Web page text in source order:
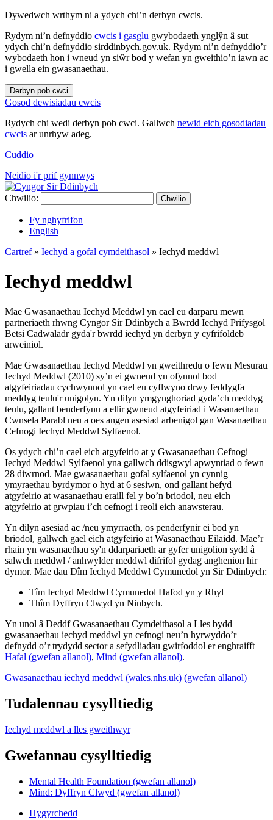
Dywedwch wrthym ni a ydych chi’n derbyn cwcis.
Rydym ni’n defnyddio cwcis i gasglu gwybodaeth ynglŷn â sut
ydych chi’n defnyddio sirddinbych.gov.uk. Rydym ni’n defnyddio’r
wybodaeth hon i wneud yn siŵr bod y wefan yn gweithio’n iawn ac
i gwella ein gwasanaethau.
Derbyn pob cwci
Gosod dewisiadau cwcis
Rydych chi wedi derbyn pob cwci. Gallwch newid eich gosodiadau
cwcis ar unrhyw adeg.
Cuddio
Neidio i'r prif gynnwys
Chwilio: Chwilio
Fy nghyfrifon
English
Cartref» Iechyd a gofal cymdeithasol » Iechyd meddwl
Iechyd meddwl
Mae Gwasanaethau Iechyd Meddwl yn cael eu darparu mewn
partneriaeth rhwng Cyngor Sir Ddinbych a Bwrdd Iechyd Prifysgol
Betsi Cadwaladr gyda'r bwrdd iechyd yn derbyn y cyfrifoldeb
arweiniol.
Mae Gwasanaethau Iechyd Meddwl yn gweithredu o fewn Mesurau
Iechyd Meddwl (2010) sy’n ei gwneud yn ofynnol bod
atgyfeiriadau cychwynnol yn cael eu cyflwyno drwy feddygfa
meddyg teulu'r unigolyn. Yn dilyn ymgynghoriad gyda’ch meddyg
teulu, gallant benderfynu a ellir gwneud atgyfeiriad i Wasanaethau
Cwnsela Parabl neu a oes angen asesiad arbenigol gan Wasanaethau
Cefnogi Iechyd Meddwl Sylfaenol.
Os ydych chi’n cael eich atgyfeirio at y Gwasanaethau Cefnogi
Iechyd Meddwl Sylfaenol yna gallwch ddisgwyl apwyntiad o fewn
28 diwrnod. Mae gwasanaethau gofal sylfaenol yn cynnig
ymyraethau byrdymor o hyd at 6 sesiwn, ond gallant hefyd
atgyfeirio at wasanaethau eraill fel y bo’n briodol, neu eich
atgyfeirio at grwpiau i’ch cefnogi i reoli eich anawsterau.
Yn dilyn asesiad ac /neu ymyrraeth, os penderfynir ei bod yn
briodol, gallwch gael eich atgyfeirio at Wasanaethau Eilaidd. Mae’r
rhain yn wasanaethau sy'n ddarpariaeth ar gyfer unigolion sydd â
salwch meddwl / anhwylder meddwl difrifol gydag anghenion hir
dymor. Mae dau Dîm Iechyd Meddwl Cymunedol yn Sir Ddinbych:
Tîm Iechyd Meddwl Cymunedol Hafod yn y Rhyl
Thîm Dyffryn Clwyd yn Ninbych.
Yn unol â Deddf Gwasanaethau Cymdeithasol a Lles bydd
gwasanaethau iechyd meddwl yn cefnogi neu’n hyrwyddo’r
defnydd o’r trydydd sector a sefydliadau gwirfoddol er enghraifft
Hafal (gwefan allanol), Mind (gwefan allanol).
Gwasanaethau iechyd meddwl (wales.nhs.uk) (gwefan allanol)
Tudalennau cysylltiedig
Iechyd meddwl a lles gweithwyr
Gwefannau cysylltiedig
Mental Health Foundation (gwefan allanol)
Mind: Dyffryn Clwyd (gwefan allanol)
Hygyrchedd